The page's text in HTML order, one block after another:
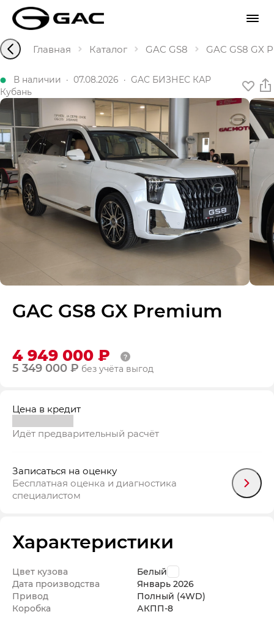
Главная Каталог GAC GS8 GAC GS8 GX
В наличии · 07.08.2026 · GAC БИЗНЕС КАР
Кубань
GAC GS8 GX Premium
4 949 000 ₽
5 349 000 ₽ без учёта выгод
Цена в кредит
Идёт предварительный расчёт
Записаться на оценку
Бесплатная оценка и диагностика
специалистом
Характеристики
Цвет кузова
Белый
Дата производства
Январь 2026
Привод
Полный (4WD)
Коробка
АКПП-8